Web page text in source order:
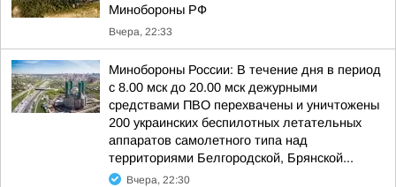
Минобороны РФ
Вчера, 22:33
Минобороны России: В течение дня в период
с 8.00 мск до 20.00 мск дежурными
средствами ПВО перехвачены и уничтожены
200 украинских беспилотных летательных
аппаратов самолетного типа над
территориями Белгородской, Брянской...
Вчера, 22:30